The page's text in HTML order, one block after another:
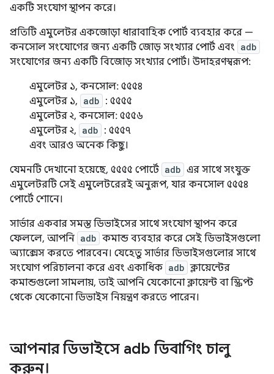
একটি সংযোগ স্থাপন করে।
প্রতিটি এমুলেটর একজোড়া ধারাবাহিক পোর্ট ব্যবহার করে —
কনসোল সংযোগের জন্য একটি জোড় সংখ্যার পোর্ট এবং adb
সংযোগের জন্য একটি বিজোড় সংখ্যার পোর্ট। উদাহরণস্বরূপ:
এমুলেটর ১, কনসোল: ৫৫৫৪
এমুলেটর ১, adb : ৫৫৫৫
এমুলেটর ২, কনসোল: ৫৫৫৬
এমুলেটর ২, adb : ৫৫৫৭
এবং আরও অনেক কিছু।
যেমনটি দেখানো হয়েছে, ৫৫৫৫ পোর্টে adb এর সাথে সংযুক্ত
এমুলেটরটি সেই এমুলেটরেরই অনুরূপ, যার কনসোল ৫৫৫৪
পোর্টে শোনে।
সার্ভার একবার সমস্ত ডিভাইসের সাথে সংযোগ স্থাপন করে
ফেললে, আপনি adb কমান্ড ব্যবহার করে সেই ডিভাইসগুলো
অ্যাক্সেস করতে পারবেন। যেহেতু সার্ভার ডিভাইসগুলোর সাথে
সংযোগ পরিচালনা করে এবং একাধিক adb ক্লায়েন্টের
কমান্ডগুলো সামলায়, তাই আপনি যেকোনো ক্লায়েন্ট বা স্ক্রিপ্ট
থেকে যেকোনো ডিভাইস নিয়ন্ত্রণ করতে পারেন।
আপনার ডিভাইসে adb ডিবাগিং চালু
করুন।